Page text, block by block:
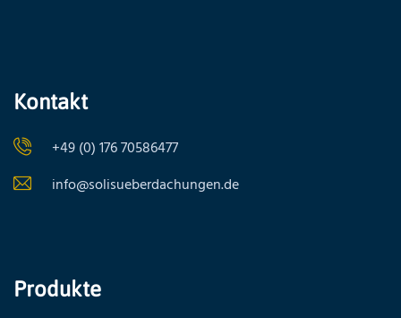
Kontakt
+49 (0) 176 70586477
info@solisueberdachungen.de
Produkte